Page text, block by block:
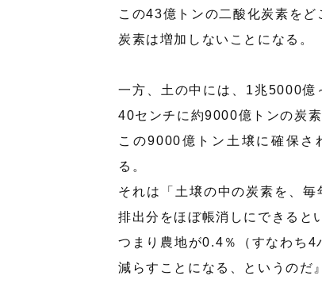
この43億トンの二酸化炭素を
炭素は増加しないことになる。
一方、土の中には、1兆5000億
40センチに約9000億トンの炭素
この9000億トン土壌に確保さ
る。
それは「土壌の中の炭素を、
排出分をほぼ帳消しにできると
つまり農地が0.4％（すなわち4
減らすことになる、というのだ』